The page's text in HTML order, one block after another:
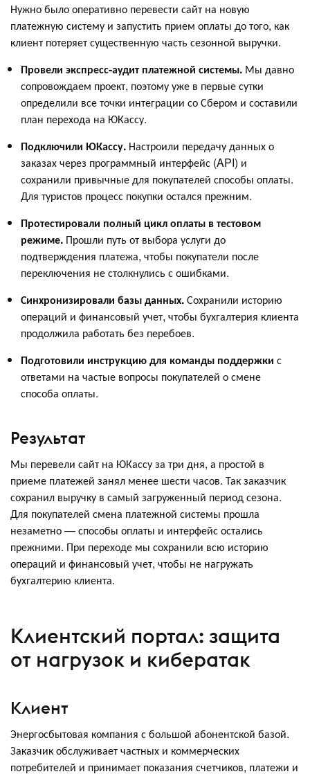
Нужно было оперативно перевести сайт на новую
платежную систему и запустить прием оплаты до того, как
клиент потеряет существенную часть сезонной выручки.
Провели экспресс-аудит платежной системы. Мы давно
сопровождаем проект, поэтому уже в первые сутки
определили все точки интеграции со Сбером и составили
план перехода на ЮКассу.
Подключили ЮКассу. Настроили передачу данных о
заказах через программный интерфейс (API) и
сохранили привычные для покупателей способы оплаты.
Для туристов процесс покупки остался прежним.
Протестировали полный цикл оплаты в тестовом
режиме. Прошли путь от выбора услуги до
подтверждения платежа, чтобы покупатели после
переключения не столкнулись с ошибками.
Синхронизировали базы данных.Сохранили историю
операций и финансовый учет, чтобы бухгалтерия клиента
продолжила работать без перебоев.
Подготовили инструкцию для команды поддержки с
ответами на частые вопросы покупателей о смене
способа оплаты.
Результат
Мы перевели сайт на ЮКассу за три дня, а простой в
приеме платежей занял менее шести часов. Так заказчик
сохранил выручку в самый загруженный период сезона.
Для покупателей смена платежной системы прошла
незаметно — способы оплаты и интерфейс остались
прежними. При переходе мы сохранили всю историю
операций и финансовый учет, чтобы не нагружать
бухгалтерию клиента.
Клиентский портал: защита
от нагрузок и кибератак
Клиент
Энергосбытовая компания с большой абонентской базой.
Заказчик обслуживает частных и коммерческих
потребителей и принимает показания счетчиков, платежи и